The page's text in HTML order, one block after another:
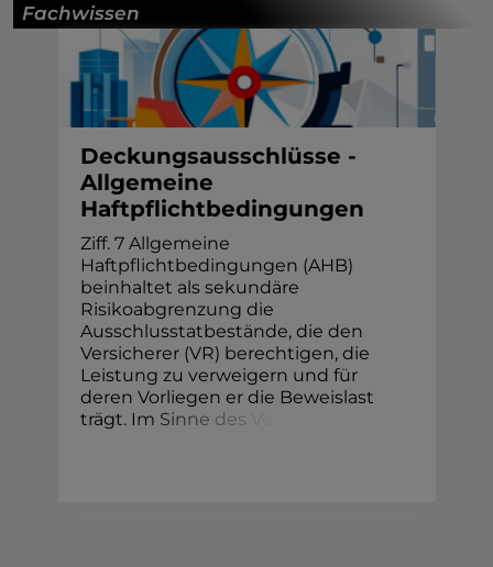
Fachwissen
Deckungsausschlüsse -
Allgemeine
Haftpflichtbedingungen
Ziff. 7 Allgemeine
Haftpflichtbedingungen (AHB)
beinhaltet als sekundäre
Risikoabgrenzung die
Ausschlusstatbestände, die den
Versicherer (VR) berechtigen, die
Leistung zu verweigern und für
deren Vorliegen er die Beweislast
trägt. Im Sinne des